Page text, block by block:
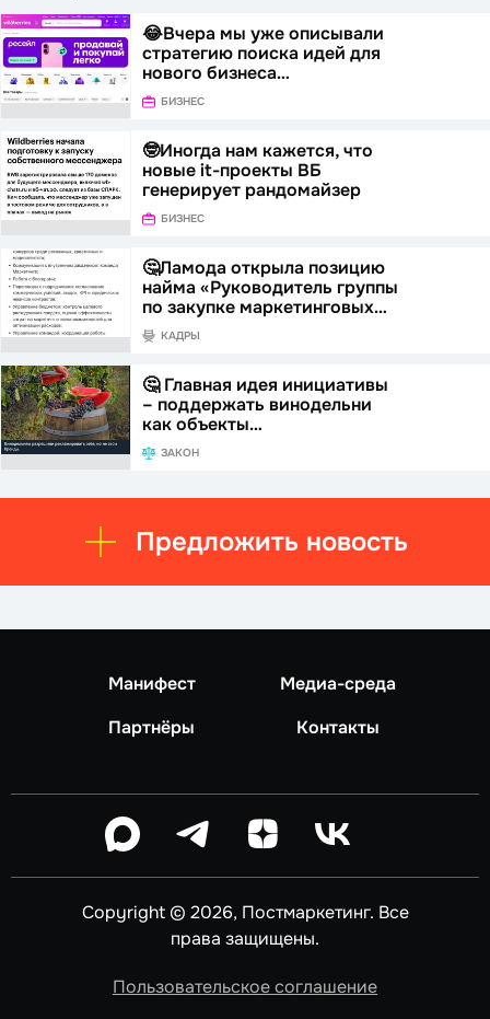
😂Вчера мы уже описывали
стратегию поиска идей для
нового бизнеса…
БИЗНЕС
🤓Иногда нам кажется, что
новые it-проекты ВБ
генерирует рандомайзер
БИЗНЕС
🤔Ламода открыла позицию
найма «Руководитель группы
по закупке маркетинговых…
КАДРЫ
🤔 Главная идея инициативы
– поддержать винодельни
как объекты…
ЗАКОН
Предложить новость
Манифест
Медиа-среда
Партнёры
Контакты
Copyright © 2026, Постмаркетинг. Все
права защищены.
Пользовательское соглашение